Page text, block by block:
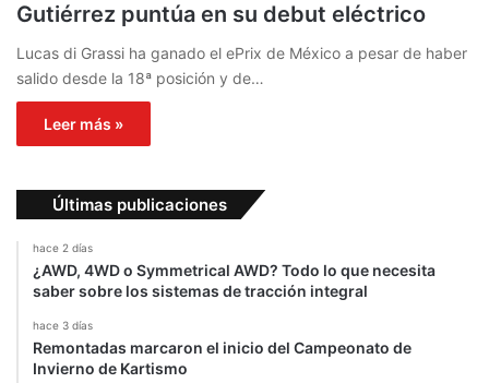
Gutiérrez puntúa en su debut eléctrico
Lucas di Grassi ha ganado el ePrix de México a pesar de haber
salido desde la 18ª posición y de…
Leer más »
Últimas publicaciones
hace 2 días
¿AWD, 4WD o Symmetrical AWD? Todo lo que necesita
saber sobre los sistemas de tracción integral
hace 3 días
Remontadas marcaron el inicio del Campeonato de
Invierno de Kartismo